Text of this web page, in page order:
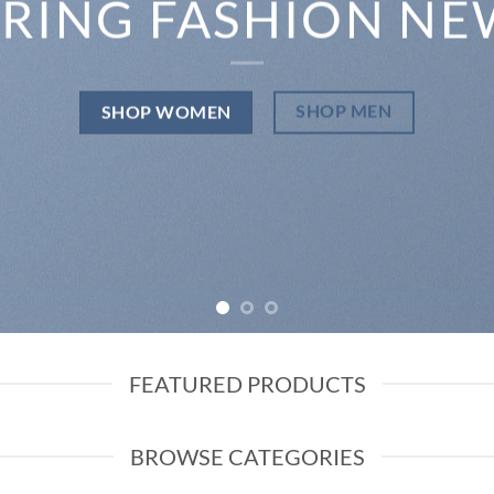
FASHION
SHOP WOMEN SHOP MEN
FEATURED PRODUCTS
BROWSE CATEGORIES